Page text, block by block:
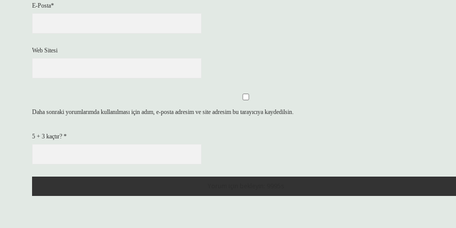
E-Posta*
Web Sitesi
Daha sonraki yorumlarımda kullanılması için adım, e-posta adresim ve site adresim bu tarayıcıya kaydedilsin.
5 + 3 kaçtır? *